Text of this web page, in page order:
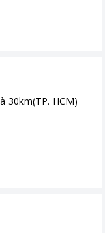
30km(TP. HCM)